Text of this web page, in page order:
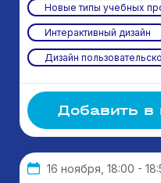
Новые типы учебных
Интерактивный дизайн
Дизайн
Добавить
16 ноября, 18:00 -